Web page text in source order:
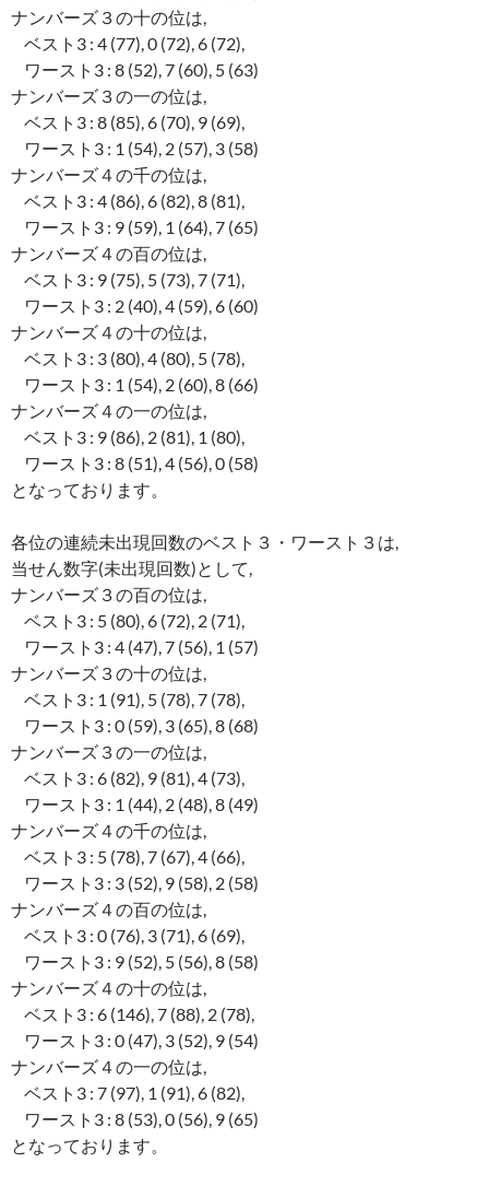
ナンバーズ３の十の位は,
ベスト3 : 4 (77), 0 (72), 6 (72),
ワースト3 : 8 (52), 7 (60), 5 (63)
ナンバーズ３の一の位は,
ベスト3 : 8 (85), 6 (70), 9 (69),
ワースト3 : 1 (54), 2 (57), 3 (58)
ナンバーズ４の千の位は,
ベスト3 : 4 (86), 6 (82), 8 (81),
ワースト3 : 9 (59), 1 (64), 7 (65)
ナンバーズ４の百の位は,
ベスト3 : 9 (75), 5 (73), 7 (71),
ワースト3 : 2 (40), 4 (59), 6 (60)
ナンバーズ４の十の位は,
ベスト3 : 3 (80), 4 (80), 5 (78),
ワースト3 : 1 (54), 2 (60), 8 (66)
ナンバーズ４の一の位は,
ベスト3 : 9 (86), 2 (81), 1 (80),
ワースト3 : 8 (51), 4 (56), 0 (58)
となっております。
各位の連続未出現回数のベスト３・ワースト３は,
当せん数字(未出現回数)として,
ナンバーズ３の百の位は,
ベスト3 : 5 (80), 6 (72), 2 (71),
ワースト3 : 4 (47), 7 (56), 1 (57)
ナンバーズ３の十の位は,
ベスト3 : 1 (91), 5 (78), 7 (78),
ワースト3 : 0 (59), 3 (65), 8 (68)
ナンバーズ３の一の位は,
ベスト3 : 6 (82), 9 (81), 4 (73),
ワースト3 : 1 (44), 2 (48), 8 (49)
ナンバーズ４の千の位は,
ベスト3 : 5 (78), 7 (67), 4 (66),
ワースト3 : 3 (52), 9 (58), 2 (58)
ナンバーズ４の百の位は,
ベスト3 : 0 (76), 3 (71), 6 (69),
ワースト3 : 9 (52), 5 (56), 8 (58)
ナンバーズ４の十の位は,
ベスト3 : 6 (146), 7 (88), 2 (78),
ワースト3 : 0 (47), 3 (52), 9 (54)
ナンバーズ４の一の位は,
ベスト3 : 7 (97), 1 (91), 6 (82),
ワースト3 : 8 (53), 0 (56), 9 (65)
となっております。